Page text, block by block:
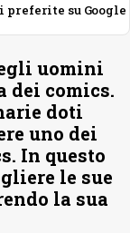
su Google
uomini
dei comics.
doti
uno dei
In questo
le sue
la sua